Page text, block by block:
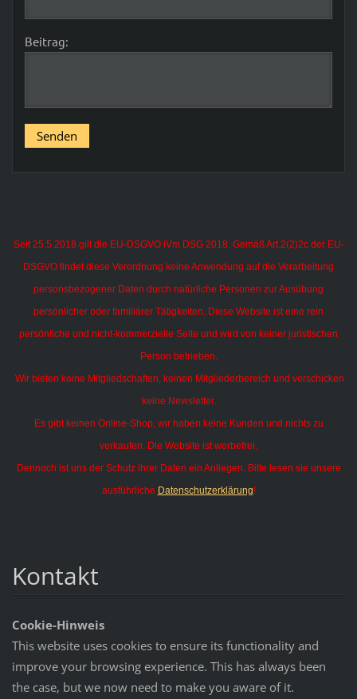
Beitrag:
Seit 25.5.2018 gilt die EU-DSGVO iVm DSG 2018. Gemäß Art.2(2)2c der EU-
DSGVO findet diese Verordnung keine Anwendung auf die Verarbeitung
personsbezogener Daten durch natürliche Personen zur Ausübung
persönlicher oder familiärer Tätigkeiten. Diese Website ist eine rein
persönliche und nicht-kommerzielle Seite und wird von keiner juristischen
Person betrieben.
Wir bieten keine Mitgliedschaften, keinen Mitgliederbereich und verschicken
keine Newsletter.
Es gibt keinen Online-Shop, wir haben keine Kunden und nichts zu
verkaufen. Die Website ist werbefrei.
Dennoch ist uns der Schutz ihrer Daten ein Anliegen. Bitte lesen sie unsere
ausführliche Datenschutzerklärung!
Kontakt
Cookie-Hinweis
This website uses cookies to ensure its functionality and
improve your browsing experience. This has always been
the case, but we now need to make you aware of it.